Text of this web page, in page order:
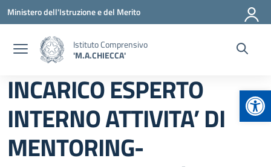
Vai ai contenuti
Vai al menu di navigazione
Vai al footer
Ministero dell'Istruzione e del Merito
Istituto Comprensivo
'M.A.CHIECCA'
INCARICO ESPERTO
INTERNO ATTIVITA’ DI
MENTORING-